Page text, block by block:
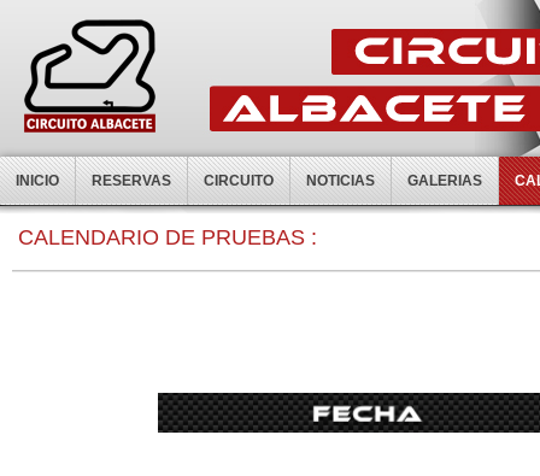
INICIO RESERVAS CIRCUITO NOTICIAS GALERIAS
CALENDARIO DE PRUEBAS :